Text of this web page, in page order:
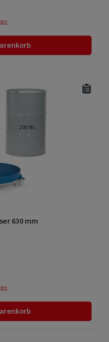
0 von 5 Sternen
630 mm